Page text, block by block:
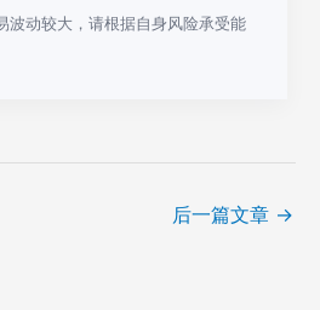
波动较大，请根据自身风险承受能
后一篇文章 →